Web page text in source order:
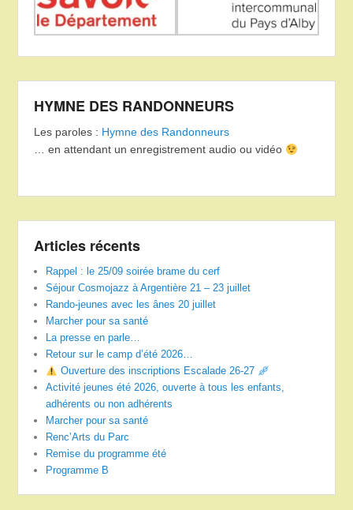
HYMNE DES RANDONNEURS
Les paroles : Hymne des Randonneurs
… en attendant un enregistrement audio ou vidéo
Articles récents
Rappel : le 25/09 soirée brame du cerf
Séjour Cosmojazz à Argentière 21 – 23 juillet
Rando-jeunes avec les ânes 20 juillet
Marcher pour sa santé
La presse en parle…
Retour sur le camp d’été 2026…
Ouverture des inscriptions Escalade 26-27
Activité jeunes été 2026, ouverte à tous les enfants,
adhérents ou non adhérents
Marcher pour sa santé
Renc’Arts du Parc
Remise du programme été
Programme B